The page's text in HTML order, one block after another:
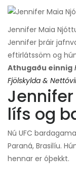
Jennifer Maia
Jennifer þráir
eftirlátssöm og
Athugaðu einnig
Fjölskylda &
lífs og
Nú UFC
Paraná, Brasilíu.
hennar er óþekkt.